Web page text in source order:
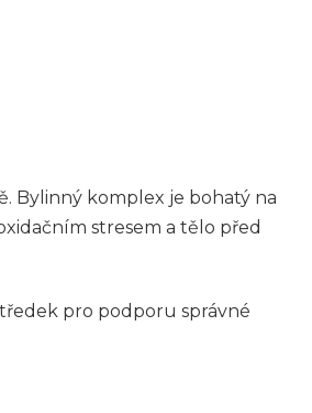
Bylinný komplex je bohatý na
stresem a tělo před
pro podporu správné